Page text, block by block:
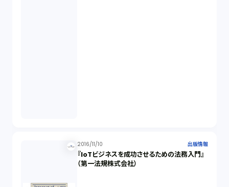
2016/11/10 出版情報
『IoTビジネスを成功させるための法務入門』
（第一法規株式会社）